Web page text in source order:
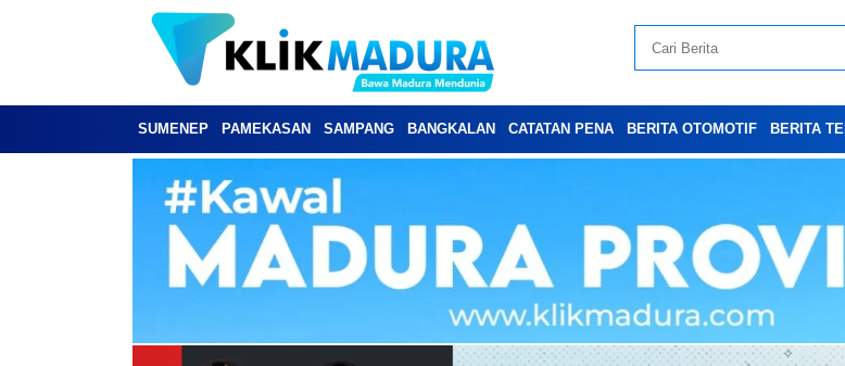
SUMENEP PAMEKASAN SAMPANG BANGKALAN CATATAN PENA BERITA OTOMOTIF BERITA